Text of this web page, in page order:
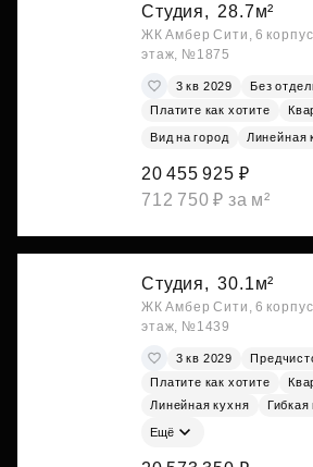
Студия, 28.7м²
ЖК Амбер Сити, 6
этаж, №1875
3 кв 2029
Без
Платите как хотите
Вид на город Линейная
20 455 925 ₽
712 750 ₽ за м²
Студия, 30.1м²
ЖК Амбер Сити, 6
этаж, №1439
3 кв 2029
Платите как хотите
Линейная кухня
Ещё